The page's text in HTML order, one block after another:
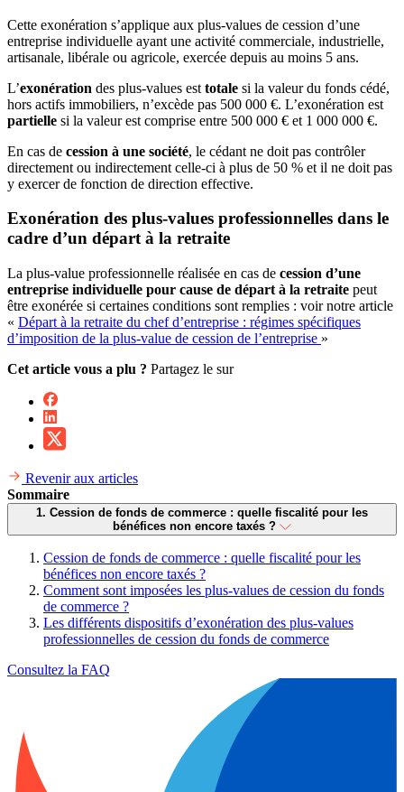
Cette exonération s’applique aux plus-values de cession d’une
entreprise individuelle ayant une activité commerciale, industrielle,
artisanale, libérale ou agricole, exercée depuis au moins 5 ans.
L’exonération des plus-values est totale si la valeur du fonds cédé,
hors actifs immobiliers, n’excède pas 500 000 €. L’exonération est
partielle si la valeur est comprise entre 500 000 € et 1 000 000 €.
En cas de cession à une société, le cédant ne doit pas contrôler
directement ou indirectement celle-ci à plus de 50 % et il ne doit pas
y exercer de fonction de direction effective.
Exonération des plus-values professionnelles dans le
cadre d’un départ à la retraite
La plus-value professionnelle réalisée en cas de cession d’une
entreprise individuelle pour cause de départ à la retraite peut
être exonérée si certaines conditions sont remplies : voir notre article
« Départ à la retraite du chef d’entreprise : régimes spécifiques
d’imposition de la plus-value de cession de l’entreprise »
Cet article vous a plu ? Partagez le sur
Revenir aux articles
Sommaire
1. Cession de fonds de commerce : quelle fiscalité pour les
bénéfices non encore taxés ?
Cession de fonds de commerce : quelle fiscalité pour les
bénéfices non encore taxés ?
Comment sont imposées les plus-values de cession du fonds
de commerce ?
Les différents dispositifs d’exonération des plus-values
professionnelles de cession du fonds de commerce
Consultez la FAQ